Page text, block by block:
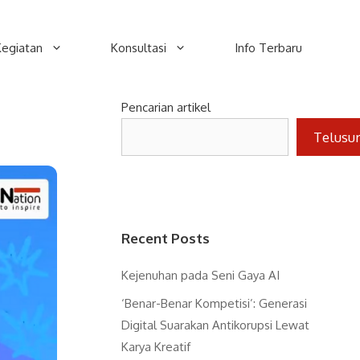
Konsultasi Info Terbaru
Pencarian artikel
Telusur
Recent Posts
Kejenuhan pada Seni Gaya AI
‘Benar-Benar Kompetisi’: Generasi
Digital Suarakan Antikorupsi Lewat
Karya Kreatif